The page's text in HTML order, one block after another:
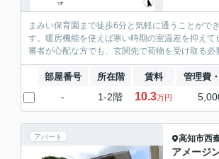
まみい保育園まで徒歩6分と気軽に通うことがで
す。暖房機能を使えば寒い時期の室温差を抑え
審者が心配な方でも、玄関先で荷物を受け取る
部屋番号 所在階 賃料 管理費
- 1-2階 10.3万円
アパート 高知市西
アメージ